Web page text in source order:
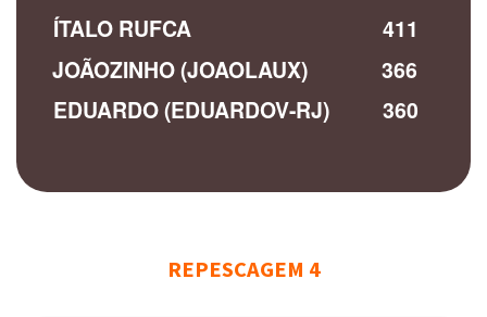
411
366
ÍTALO RUFCA
JOÃOZINHO (JOAOLAUX)
360
EDUARDO (EDUARDOV-RJ)
REPESCAGEM 4